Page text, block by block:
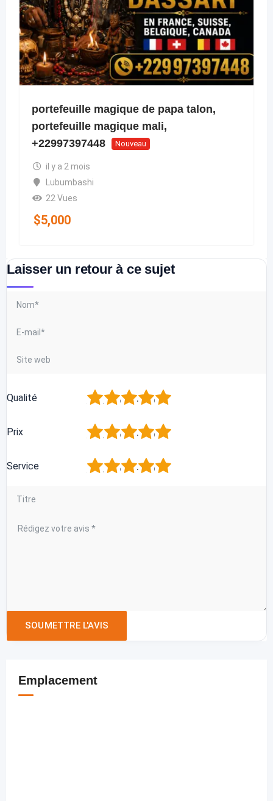
portefeuille magique de papa talon,
portefeuille magique mali,
+22997397448
Nouveau
il y a 2 mois
Lubumbashi
22 Vues
$5,000
Laisser un retour à ce sujet
Qualité 5
4
3
2
Prix 5
4
3
2
Service 5
4
3
2
Emplacement